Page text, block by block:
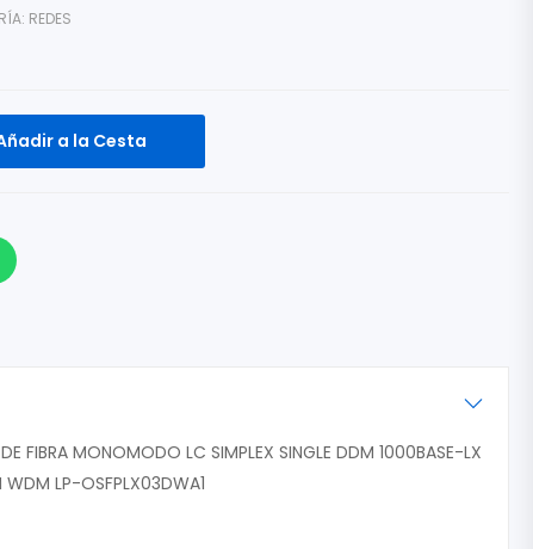
REDES
a la Cesta
FIBRA MONOMODO LC SIMPLEX SINGLE DDM 1000BASE-LX
LP-OSFPLX03DWA1